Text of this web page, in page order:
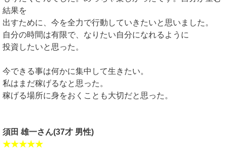
結果を
出すために、今を全力で行動していきたいと思いました。
自分の時間は有限で、なりたい自分になれるように
投資したいと思った。
今できる事は何かに集中して生きたい。
私はまだ稼げるなと思った。
稼げる場所に身をおくことも大切だと思った。
須田 雄一さん(37才 男性)
★★★★★